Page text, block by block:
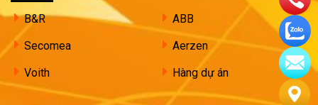
B&R
ABB
Secomea
Aerzen
Voith
Hàng dự án